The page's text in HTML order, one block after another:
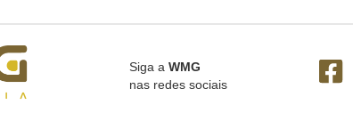
Siga a WMG
nas redes sociais